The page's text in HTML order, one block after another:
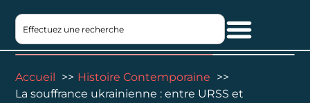
Accueil
Histoire Contemporaine
La souffrance ukrainienne : entre URSS et